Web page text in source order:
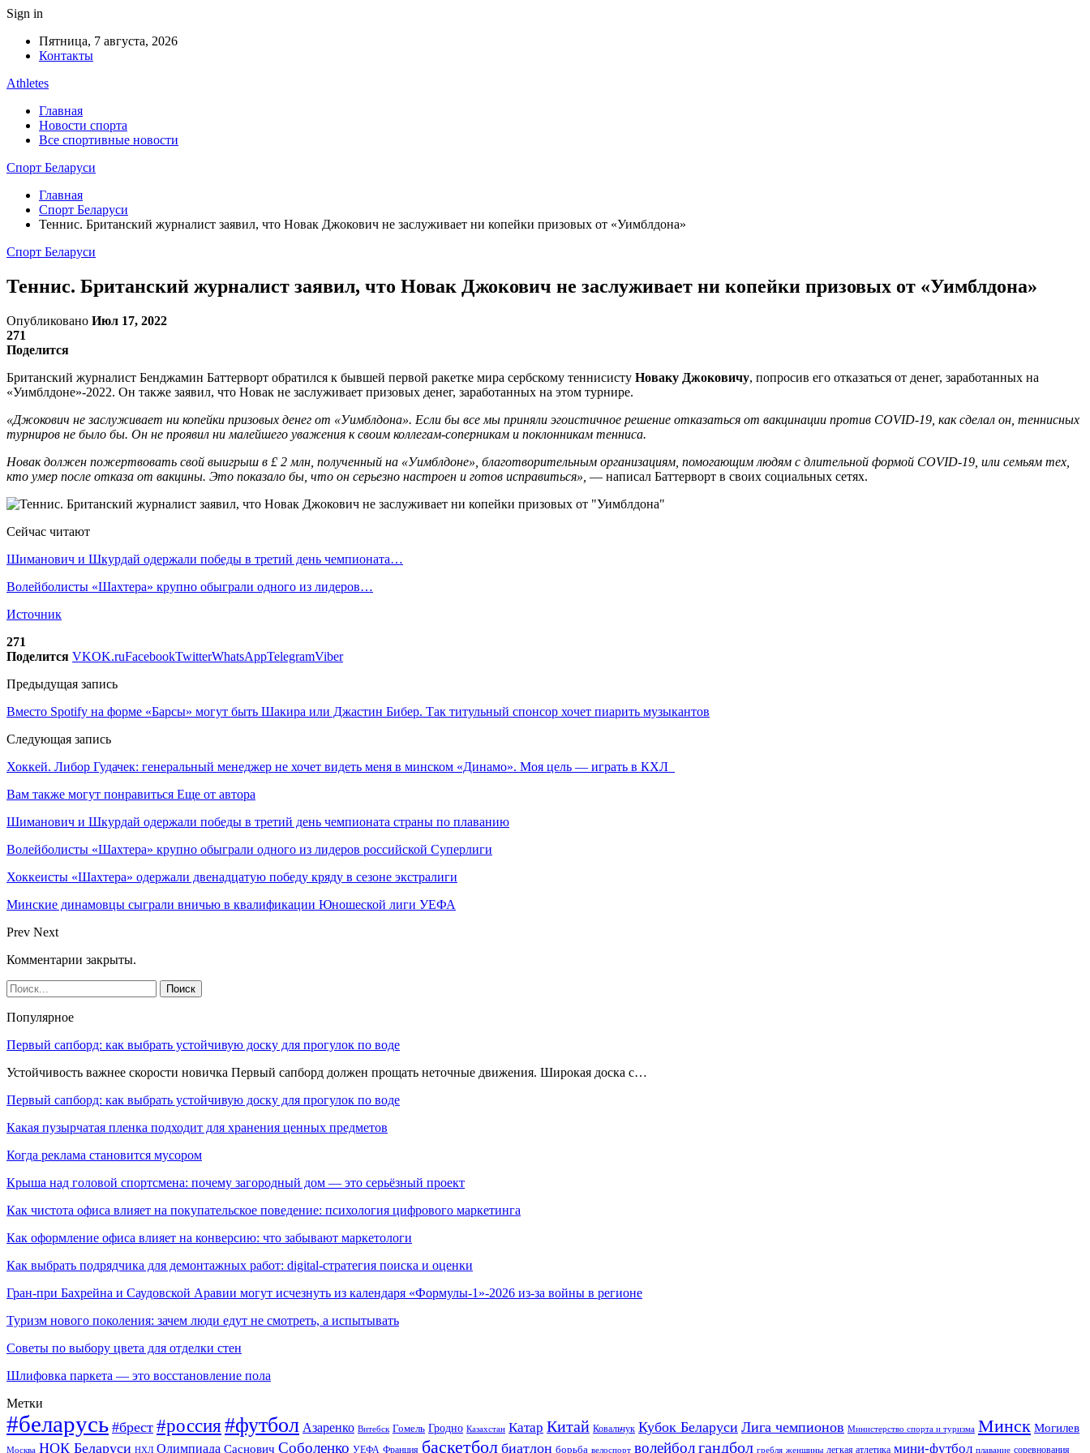
Sign in
Пятница, 7 августа, 2026
Контакты
Athletes
Главная
Новости спорта
Все спортивные новости
Спорт Беларуси
Главная
Спорт Беларуси
Теннис. Британский журналист заявил, что Новак Джокович не заслуживает ни копейки призовых от «Уимблдона»
Спорт Беларуси
Теннис. Британский журналист заявил, что Новак Джокович не заслуживает ни копейки призовых от «Уимблдона»
Опубликовано Июл 17, 2022
271
Поделится
Британский журналист Бенджамин Баттерворт обратился к бывшей первой ракетке мира сербскому теннисисту Новаку Джоковичу, попросив его отказаться от денег, заработанных на
«Уимблдоне»-2022. Он также заявил, что Новак не заслуживает призовых денег, заработанных на этом турнире.
«Джокович не заслуживает ни копейки призовых денег от «Уимблдона». Если бы все мы приняли эгоистичное решение отказаться от вакцинации против COVID-19, как сделал он, теннисных
турниров не было бы. Он не проявил ни малейшего уважения к своим коллегам-соперникам и поклонникам тенниса.
Новак должен пожертвовать свой выигрыш в £ 2 млн, полученный на «Уимблдоне», благотворительным организациям, помогающим людям с длительной формой COVID-19, или семьям тех,
кто умер после отказа от вакцины. Это показало бы, что он серьезно настроен и готов исправиться», — написал Баттерворт в своих социальных сетях.
Сейчас читают
Шиманович и Шкурдай одержали победы в третий день чемпионата…
Волейболисты «Шахтера» крупно обыграли одного из лидеров…
Источник
271
Поделится VKOK.ruFacebookTwitterWhatsAppTelegramViber
Предыдущая запись
Вместо Spotify на форме «Барсы» могут быть Шакира или Джастин Бибер. Так титульный спонсор хочет пиарить музыкантов
Следующая запись
Хоккей. Либор Гудачек: генеральный менеджер не хочет видеть меня в минском «Динамо». Моя цель — играть в КХЛ
Вам также могут понравиться Еще от автора
Шиманович и Шкурдай одержали победы в третий день чемпионата страны по плаванию
Волейболисты «Шахтера» крупно обыграли одного из лидеров российской Суперлиги
Хоккеисты «Шахтера» одержали двенадцатую победу кряду в сезоне экстралиги
Минские динамовцы сыграли вничью в квалификации Юношеской лиги УЕФА
Prev Next
Комментарии закрыты.
Популярное
Первый сапборд: как выбрать устойчивую доску для прогулок по воде
Устойчивость важнее скорости новичка Первый сапборд должен прощать неточные движения. Широкая доска с…
Первый сапборд: как выбрать устойчивую доску для прогулок по воде
Какая пузырчатая пленка подходит для хранения ценных предметов
Когда реклама становится мусором
Крыша над головой спортсмена: почему загородный дом — это серьёзный проект
Как чистота офиса влияет на покупательское поведение: психология цифрового маркетинга
Как оформление офиса влияет на конверсию: что забывают маркетологи
Как выбрать подрядчика для демонтажных работ: digital-стратегия поиска и оценки
Гран-при Бахрейна и Саудовской Аравии могут исчезнуть из календаря «Формулы-1»-2026 из-за войны в регионе
Туризм нового поколения: зачем люди едут не смотреть, а испытывать
Советы по выбору цвета для отделки стен
Шлифовка паркета — это восстановление пола
Метки
#беларусь #брест #россия#футбол Азаренко Витебск Гомель Гродно Казахстан Катар Китай Ковальчук Кубок Беларуси Лига чемпионов Министерство спорта и туризма Минск Могилев
Москва НОК Беларуси НХЛ Олимпиада Саснович Соболенко УЕФА Франция баскетбол биатлон борьба велоспорт волейболгандбол гребля женщины легкая атлетика мини-футбол плавание соревнования